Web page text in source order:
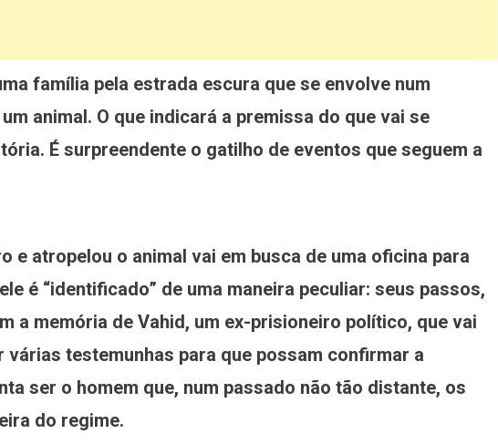
família pela estrada escura que se envolve num
animal. O que indicará a premissa do que vai se
É surpreendente o gatilho de eventos que seguem a
e atropelou o animal vai em busca de uma oficina para
é “identificado” de uma maneira peculiar: seus passos,
a memória de Vahid, um ex-prisioneiro político, que vai
várias testemunhas para que possam confirmar a
ser o homem que, num passado não tão distante, os
do regime.